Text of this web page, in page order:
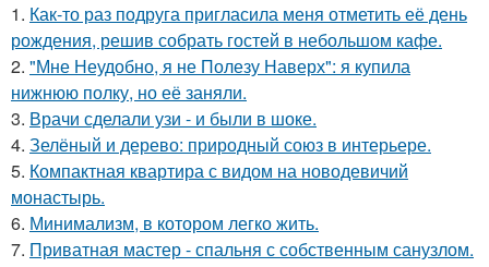
1. Как-то раз подруга пригласила меня отметить её день
рождения, решив собрать гостей в небольшом кафе.
2. "Мне Неудобно, я не Полезу Наверх": я купила
нижнюю полку, но её заняли.
3. Врачи сделали узи - и были в шоке.
4. Зелёный и дерево: природный союз в интерьере.
5. Компактная квартира с видом на новодевичий
монастырь.
6. Минимализм, в котором легко жить.
7. Приватная мастер - спальня с собственным санузлом.